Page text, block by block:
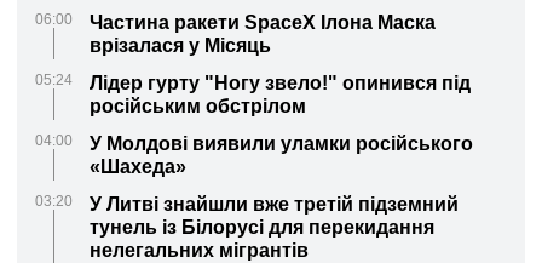
06:00
Частина ракети SpaceX Ілона Маска
врізалася у Місяць
05:24
Лідер гурту "Ногу звело!" опинився під
російським обстрілом
04:00
У Молдові виявили уламки російського
«Шахеда»
03:20
У Литві знайшли вже третій підземний
тунель із Білорусі для перекидання
нелегальних мігрантів